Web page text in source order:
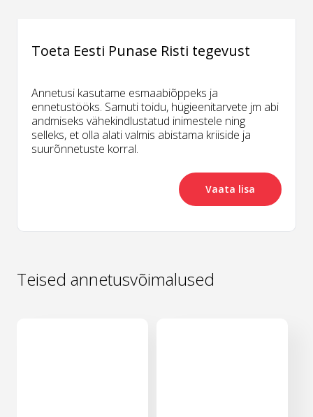
Toeta Eesti Punase Risti tegevust
Annetusi kasutame esmaabiõppeks ja
ennetustööks. Samuti toidu, hügieenitarvete jm abi
andmiseks vähekindlustatud inimestele ning
selleks, et olla alati valmis abistama kriiside ja
suurõnnetuste korral.
Vaata lisa
Teised annetusvõimalused